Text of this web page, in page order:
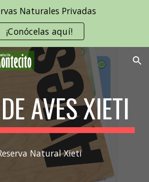
Naturales Privadas
¡Conócelas aquí!
AVES XIETI
Natural Xieti